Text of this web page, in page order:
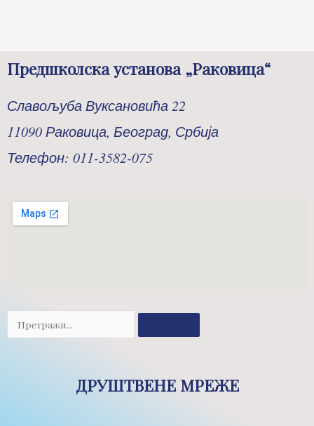
Предшколска установа „Раковица“
Славољуба Вуксановића 22
11090 Раковица, Београд, Србија
Телефон: 011-3582-075
ДРУШТВЕНЕ МРЕЖЕ